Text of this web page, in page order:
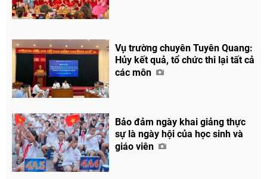
Vụ trường chuyên Tuyên Quang:
Hủy kết quả, tổ chức thi lại tất cả
các môn
Bảo đảm ngày khai giảng thực
sự là ngày hội của học sinh và
giáo viên